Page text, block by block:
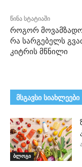
წინა სტატიაში
როგორ
რა სარგებელს
კიტრის მწნილი
მსგავსი სიახლეები
ბლოგი